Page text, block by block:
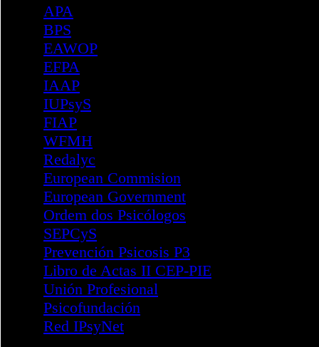
Melilla
Navarra
Las Palmas
Principado de Asturias
Región de Murcia
La Rioja
Santa Cruz de Tenerife
Publicaciones
Revistas
Infocop
Infocop Online
Último Número
Números Anteriores